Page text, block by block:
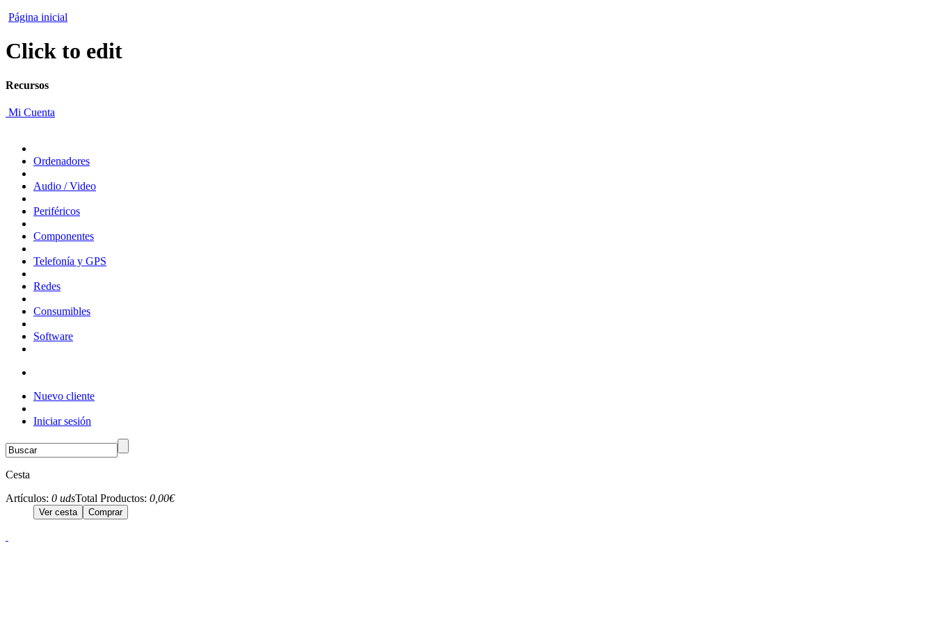
Página inicial
Click to edit
Recursos
Mi Cuenta
Ordenadores
Audio / Video
Periféricos
Componentes
Telefonía y GPS
Redes
Consumibles
Software
Nuevo cliente
Iniciar sesión
Cesta
Artículos: 0 udsTotal Productos: 0,00€